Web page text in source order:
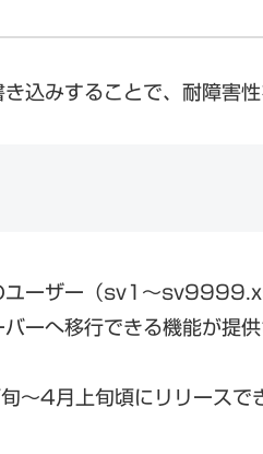
込みすることで、耐障害
ユーザー（sv1～
ーへ移行できる機能が提
～4月上旬頃にリリースで